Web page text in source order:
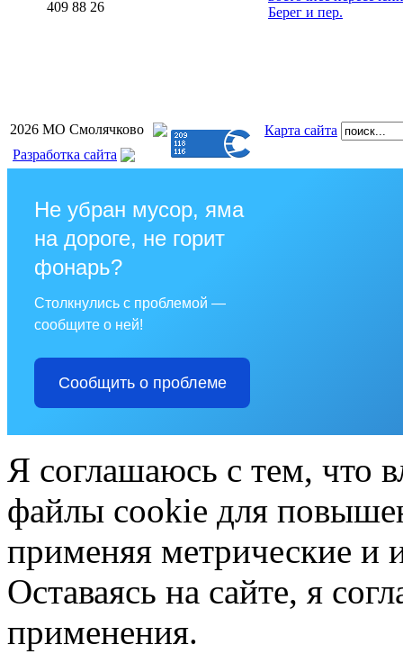
409 88 26
Берег и пер.
2026 МО Смолячково
Карта сайта
Разработка сайта
Не убран мусор, яма
на дороге, не горит
фонарь?
Столкнулись с проблемой —
сообщите о ней!
Сообщить о проблеме
Я соглашаюсь с тем, что
файлы cookie для
применяя метрические и
Оставаясь на сайте, я
применения.